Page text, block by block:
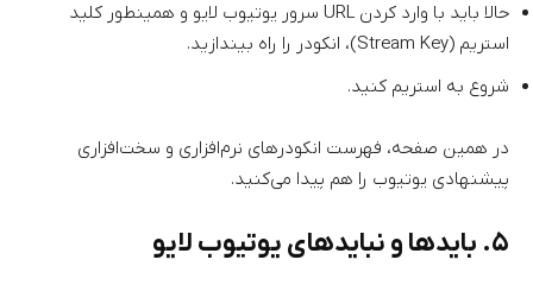
حالا باید با وارد کردن URL سرور یوتیوب لایو و همینطور کلید
استریم (Stream Key)، انکودر را راه بیندازید.
شروع به استریم کنید.
در همین صفحه، فهرست انکودرهای نرم‌افزاری و سخت‌افزاری
پیشنهادی یوتیوب را هم پیدا می‌کنید.
۵. بایدها و نبایدهای یوتیوب لایو